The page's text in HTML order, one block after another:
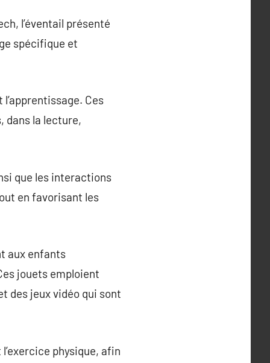
l’éventail présenté
spécifique et
Ces
dans la lecture,
que les interactions
en favorisant les
aux enfants
jouets emploient
des jeux vidéo qui sont
physique, afin